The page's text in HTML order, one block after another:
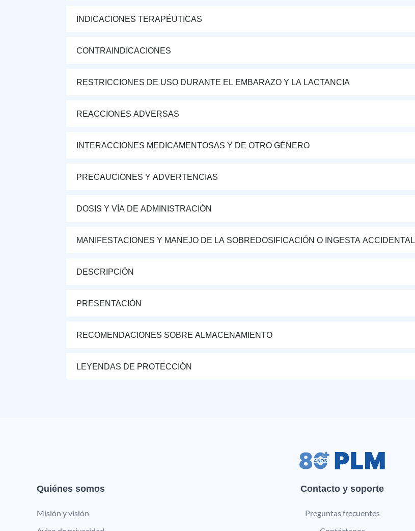
INDICACIONES TERAPÉUTICAS
CONTRAINDICACIONES
RESTRICCIONES DE USO DURANTE EL EMBARAZO Y LA LACTANCIA
REACCIONES ADVERSAS
INTERACCIONES MEDICAMENTOSAS Y DE OTRO GÉNERO
PRECAUCIONES Y ADVERTENCIAS
DOSIS Y VÍA DE ADMINISTRACIÓN
MANIFESTACIONES Y MANEJO DE LA SOBREDOSIFICACIÓN O INGESTA ACCIDENTAL
DESCRIPCIÓN
PRESENTACIÓN
RECOMENDACIONES SOBRE ALMACENAMIENTO
LEYENDAS DE PROTECCIÓN
Quiénes somos
Misión y visión
Contacto y soporte
Preguntas frecuentes